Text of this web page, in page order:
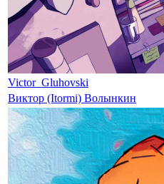
Victor_Gluhovski
Виктор (Itormi) Волынкин